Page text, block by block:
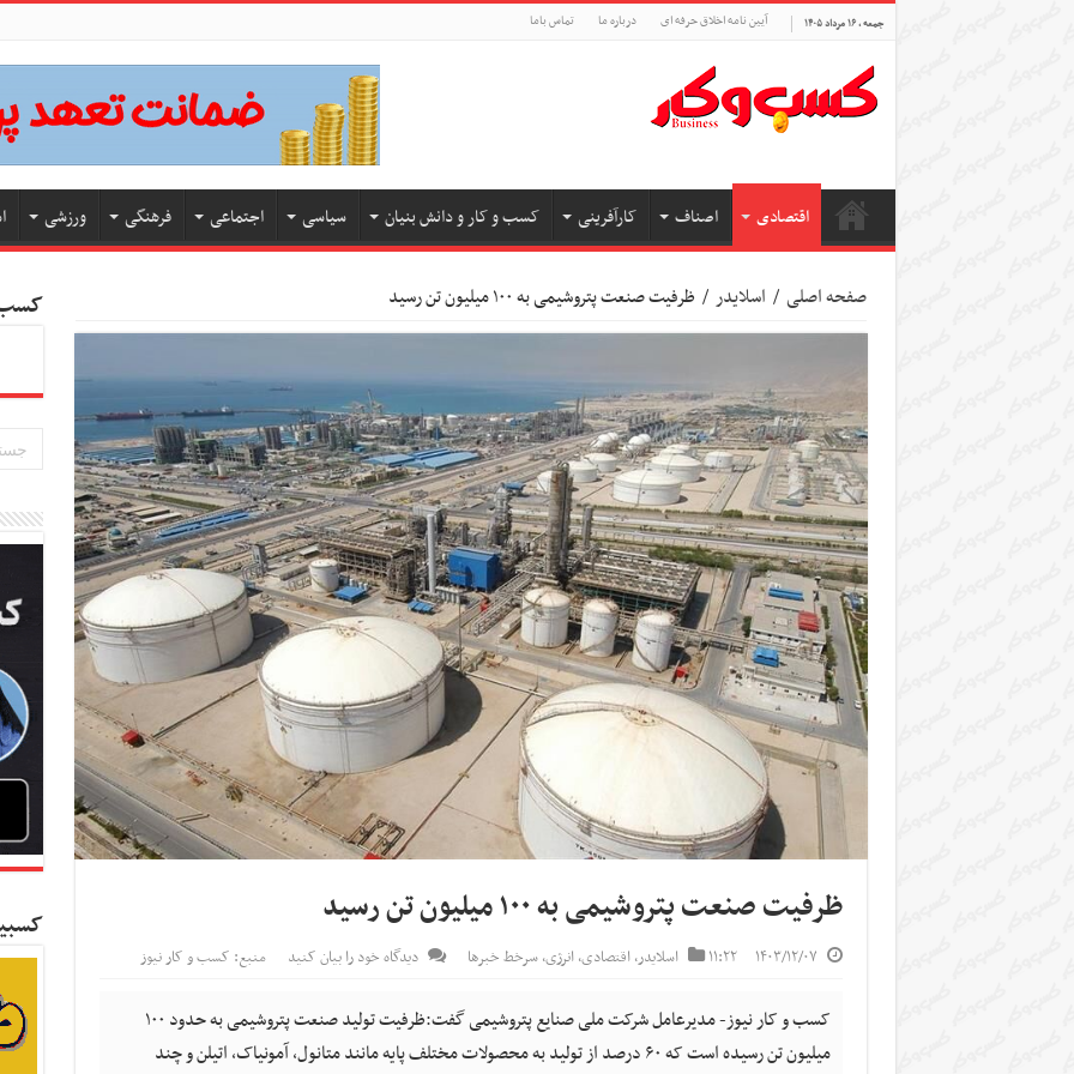
جمعه , ۱۶ مرداد ۱۴۰۵ آیین نامه اخلاق حرفه ای درباره ما تماس باما
اقتصادی اصناف کارآفرینی کسب و کار و دانش بنیان سیاسی اجتماعی فرهنگی ورزشی
صفحه اصلی / اسلایدر / ظرفیت صنعت پتروشیمی به ۱۰۰ میلیون تن رسید
ظرفیت صنعت پتروشیمی به ۱۰۰ میلیون تن رسید
۱۴۰۳/۱۲/۰۷ ۱۱:۲۲ اسلایدر,اقتصادی,انرژی,سرخط خبرها دیدگاه خود را بیان کنید منبع: کسب و کار نیوز
کسب و کار نیوز- مدیرعامل شرکت ملی صنایع پتروشیمی گفت:ظرفیت تولید صنعت پتروشیمی به حدود ۱۰۰
میلیون تن رسیده است که ۶۰ درصد از تولید به محصولات مختلف پایه مانند متانول، آمونیاک، اتیلن و چند
کسب